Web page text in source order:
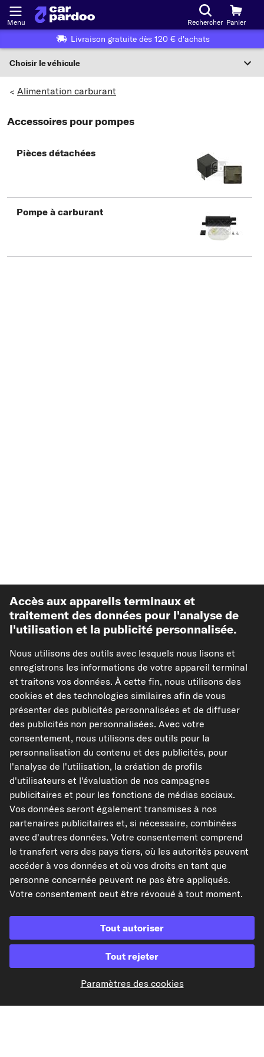
Menu Rechercher Panier
Livraison gratuite dès 120 € d'achats
Choisir le véhicule
Ou choix du véhicule selon les critères suivants :
Choix du fabricant
Choix du type
> Alimentation carburant
Accessoires pour pompes
Pièces détachées
Pompe à carburant
Autre de carpardoo
Aide & soutien
Juridique
Modes de paiement acceptés
Nos partenaires d'expédition
kfzteile24.at
Accès aux appareils terminaux et
traitement des données pour l'analyse de
l'utilisation et la publicité personnalisée.
Nous utilisons des outils avec lesquels nous lisons et
enregistrons les informations de votre appareil terminal
et traitons vos données. À cette fin, nous utilisons des
cookies et des technologies similaires afin de vous
présenter des publicités personnalisées et de diffuser
des publicités non personnalisées. Avec votre
consentement, nous utilisons des outils pour la
personnalisation du contenu et des publicités, pour
l'analyse de l'utilisation, la création de profils
d'utilisateurs et l'évaluation de nos campagnes
publicitaires et pour les fonctions de médias sociaux.
Vos données seront également transmises à nos
partenaires publicitaires et, si nécessaire, combinées
avec d'autres données. Votre consentement comprend
le transfert vers des pays tiers, où les autorités peuvent
accéder à vos données et où vos droits en tant que
personne concernée peuvent ne pas être appliqués.
Votre consentement peut être révoqué à tout moment.
Tout autoriser
Tout rejeter
Paramètres des cookies